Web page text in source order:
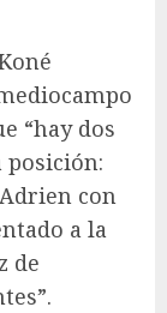
“hay dos
con
a la
de